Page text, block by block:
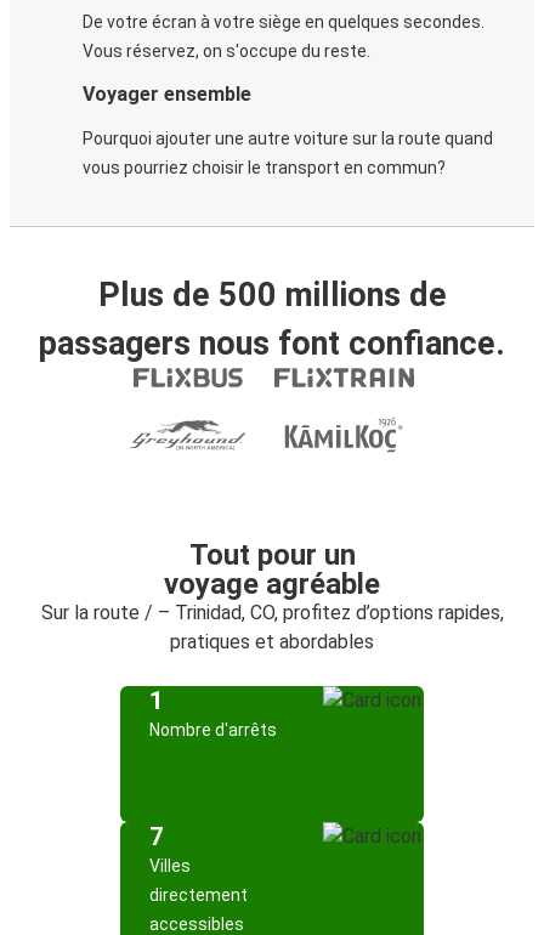
De votre écran à votre siège en quelques secondes.
Vous réservez, on s'occupe du reste.
Voyager ensemble
Pourquoi ajouter une autre voiture sur la route quand
vous pourriez choisir le transport en commun?
Plus de 500 millions de
passagers nous font confiance.
Tout pour un
voyage agréable
Sur la route / – Trinidad, CO, profitez d’options rapides,
pratiques et abordables
1
Nombre d'arrêts
7
Villes
directement
accessibles